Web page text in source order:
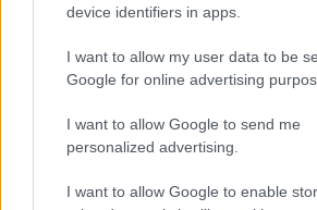
device identifiers in apps.
I want to allow my user data to be
Google for online advertising
I want to allow Google to send me
personalized advertising.
I want to allow Google to enable